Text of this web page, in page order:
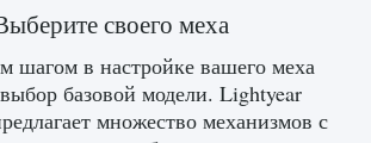
2 395 0 2
своего меха
шагом в настройке вашего меха
выбор базовой модели. Lightyear
множество механизмов с